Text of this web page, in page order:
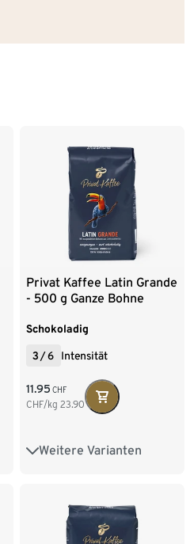
Privat Kaffee Latin Grande
- 500 g Ganze Bohne
Schokoladig
3 /6 Intensität
11.95 CHF
CHF/kg 23.90
Weitere Varianten
500 g Ganze Bohne
500 g Gemahlen